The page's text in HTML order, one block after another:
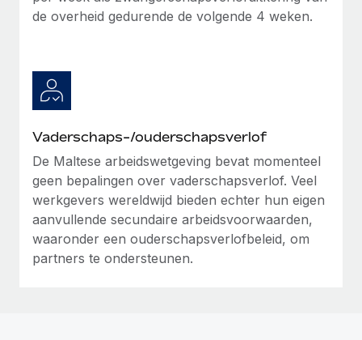
de overheid gedurende de volgende 4 weken.
Vaderschaps-/ouderschapsverlof
De Maltese arbeidswetgeving bevat momenteel
geen bepalingen over vaderschapsverlof. Veel
werkgevers wereldwijd bieden echter hun eigen
aanvullende secundaire arbeidsvoorwaarden,
waaronder een ouderschapsverlofbeleid, om
partners te ondersteunen.